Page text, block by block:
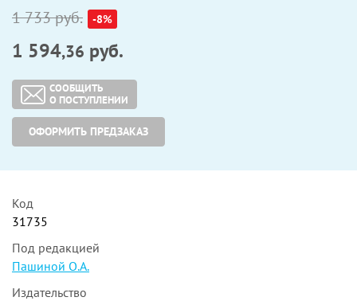
1 733 руб. -8%
1 594,36 руб.
СООБЩИТЬ
О ПОСТУПЛЕНИИ
ОФОРМИТЬ ПРЕДЗАКАЗ
Код
31735
Под редакцией
Пашиной О.А.
Издательство